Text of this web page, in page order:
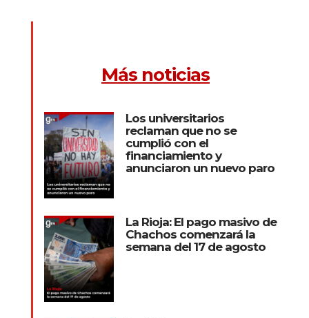
Más noticias
Los universitarios
reclaman que no se
cumplió con el
financiamiento y
anunciaron un nuevo paro
La Rioja: El pago masivo de
Chachos comenzará la
semana del 17 de agosto